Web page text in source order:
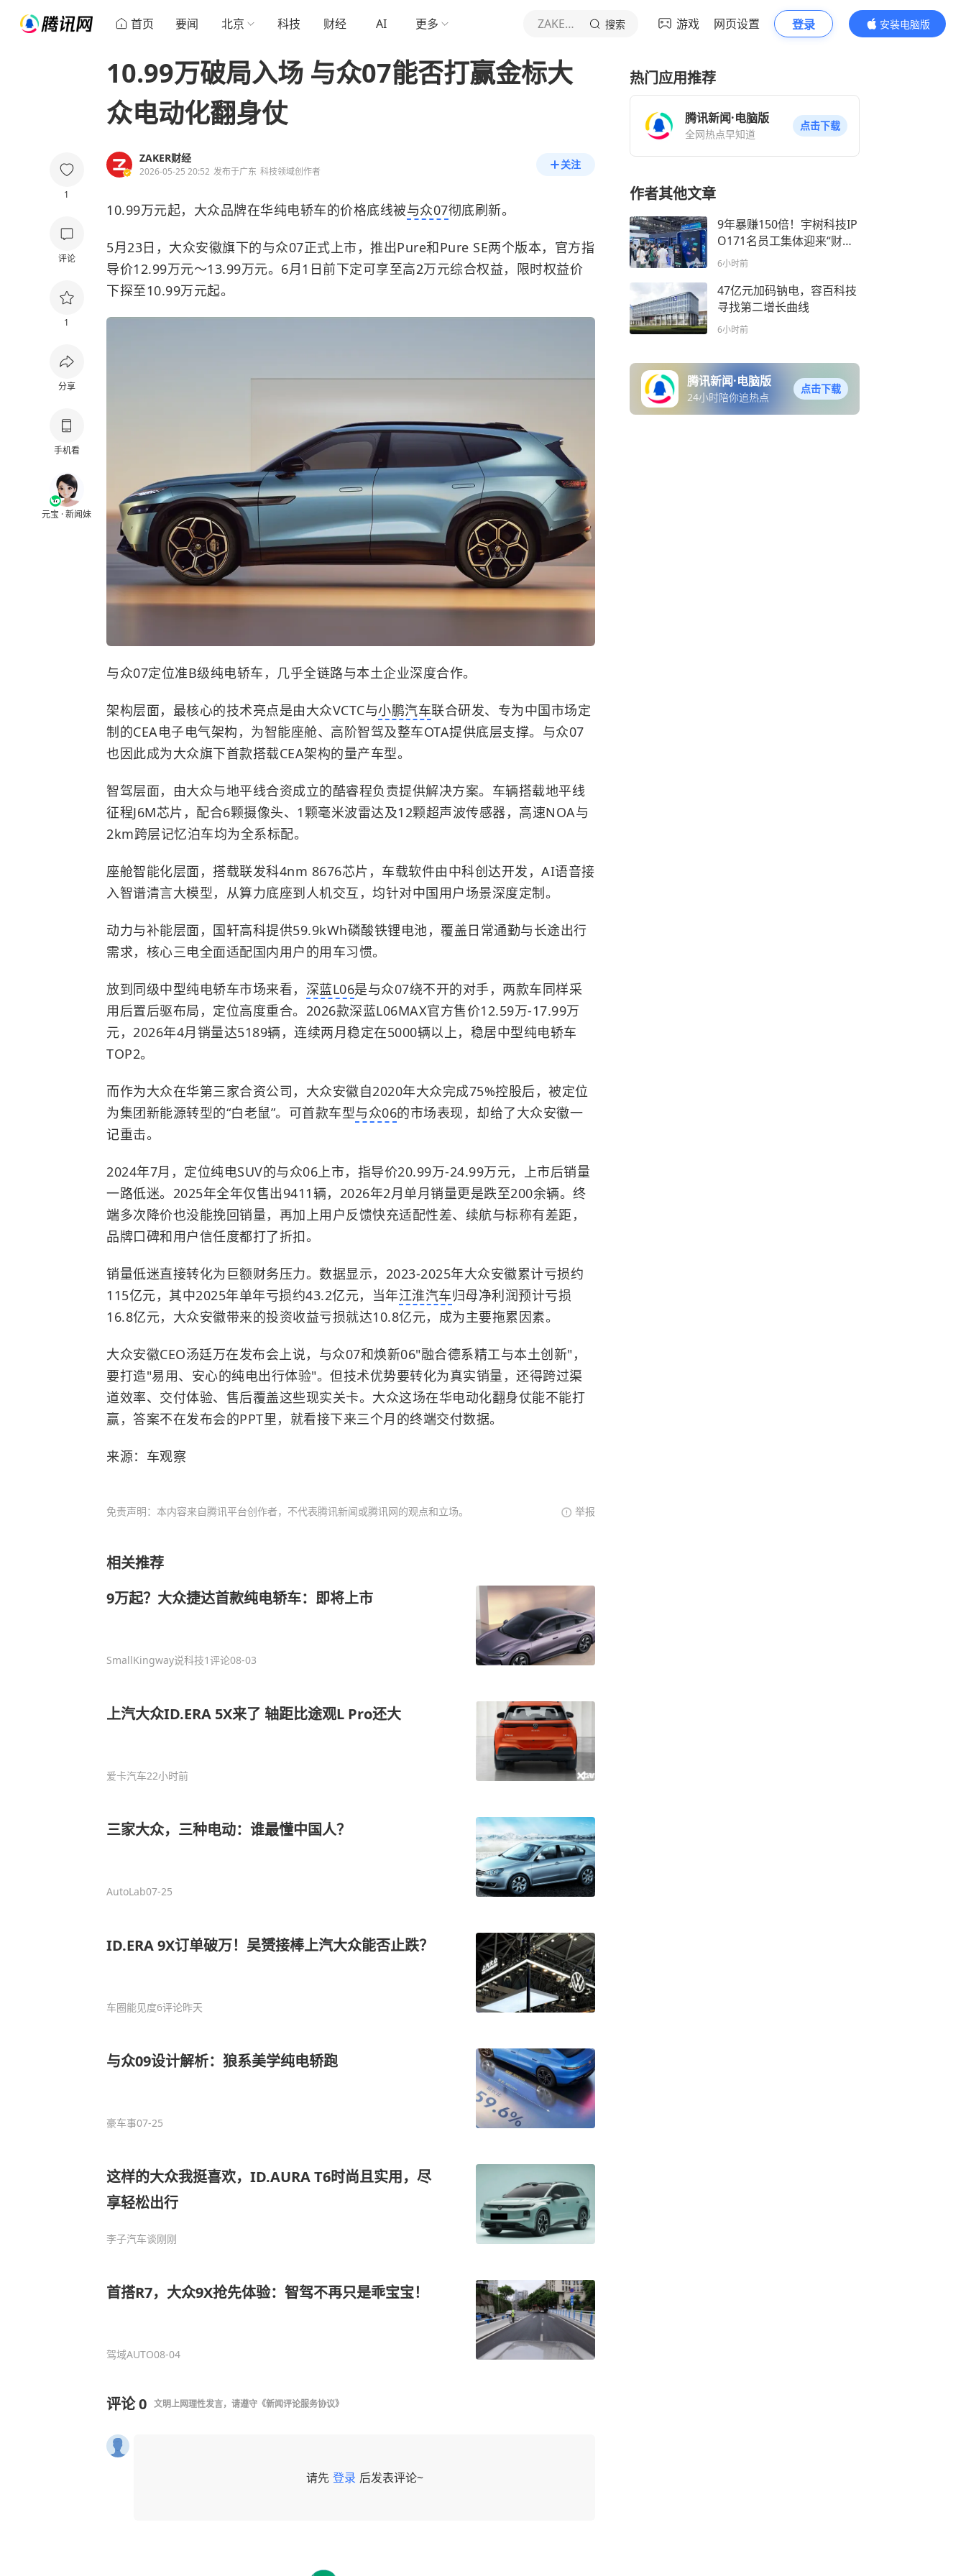
首页 要闻 北京 科技 财经 AI 更多 ZAKER财经 搜索 游戏 网页设置 登录
安装电脑版
内容更精彩
1
评论
1
分享
手机看
元宝 · 新闻妹
10.99万破局入场 与众07能否打赢金标大
众电动化翻身仗
ZAKER财经
2026-05-25 20:52 发布于广东 科技领域创作者
关注
10.99万元起，大众品牌在华纯电轿车的价格底线被与众07彻底刷新。
5月23日，大众安徽旗下的与众07正式上市，推出Pure和Pure SE两个版本，官方指
导价12.99万元～13.99万元。6月1日前下定可享至高2万元综合权益，限时权益价
下探至10.99万元起。
与众07定位准B级纯电轿车，几乎全链路与本土企业深度合作。
架构层面，最核心的技术亮点是由大众VCTC与小鹏汽车联合研发、专为中国市场定
制的CEA电子电气架构，为智能座舱、高阶智驾及整车OTA提供底层支撑。与众07
也因此成为大众旗下首款搭载CEA架构的量产车型。
智驾层面，由大众与地平线合资成立的酷睿程负责提供解决方案。车辆搭载地平线
征程J6M芯片，配合6颗摄像头、1颗毫米波雷达及12颗超声波传感器，高速NOA与
2km跨层记忆泊车均为全系标配。
座舱智能化层面，搭载联发科4nm 8676芯片，车载软件由中科创达开发，AI语音接
入智谱清言大模型，从算力底座到人机交互，均针对中国用户场景深度定制。
动力与补能层面，国轩高科提供59.9kWh磷酸铁锂电池，覆盖日常通勤与长途出行
需求，核心三电全面适配国内用户的用车习惯。
放到同级中型纯电轿车市场来看， 深蓝L06是与众07绕不开的对手，两款车同样采
用后置后驱布局，定位高度重合。2026款深蓝L06MAX官方售价12.59万-17.99万
元，2026年4月销量达5189辆，连续两月稳定在5000辆以上，稳居中型纯电轿车
TOP2。
而作为大众在华第三家合资公司，大众安徽自2020年大众完成75%控股后，被定位
为集团新能源转型的“白老鼠”。可首款车型与众06的市场表现，却给了大众安徽一
记重击。
2024年7月，定位纯电SUV的与众06上市，指导价20.99万-24.99万元，上市后销量
一路低迷。2025年全年仅售出9411辆，2026年2月单月销量更是跌至200余辆。终
端多次降价也没能挽回销量，再加上用户反馈快充适配性差、续航与标称有差距，
品牌口碑和用户信任度都打了折扣。
销量低迷直接转化为巨额财务压力。数据显示，2023-2025年大众安徽累计亏损约
115亿元，其中2025年单年亏损约43.2亿元，当年江淮汽车归母净利润预计亏损
16.8亿元，大众安徽带来的投资收益亏损就达10.8亿元，成为主要拖累因素。
大众安徽CEO汤廷万在发布会上说，与众07和焕新06"融合德系精工与本土创新"，
要打造"易用、安心的纯电出行体验"。但技术优势要转化为真实销量，还得跨过渠
道效率、交付体验、售后覆盖这些现实关卡。大众这场在华电动化翻身仗能不能打
赢，答案不在发布会的PPT里，就看接下来三个月的终端交付数据。
来源：车观察
免责声明：本内容来自腾讯平台创作者，不代表腾讯新闻或腾讯网的观点和立场。 举报
相关推荐
9万起？大众捷达首款纯电轿车：即将上市
SmallKingway说科技1评论08-03
上汽大众ID.ERA 5X来了 轴距比途观L Pro还大
爱卡汽车22小时前
三家大众，三种电动：谁最懂中国人？
AutoLab07-25
ID.ERA 9X订单破万！吴赟接棒上汽大众能否止跌？
车圈能见度6评论昨天
与众09设计解析：狼系美学纯电轿跑
豪车事07-25
这样的大众我挺喜欢，ID.AURA T6时尚且实用，尽
享轻松出行
李子汽车谈刚刚
首搭R7，大众9X抢先体验：智驾不再只是乖宝宝！
驾域AUTO08-04
评论0 文明上网理性发言，请遵守 《新闻评论服务协议》
请先 登录 后发表评论~
热门应用推荐
腾讯新闻·电脑版
全网热点早知道
点击下载
作者其他文章
9年暴赚150倍！宇树科技IP
O171名员工集体迎来“财富
兑现日”
6小时前
47亿元加码钠电，容百科技
寻找第二增长曲线
6小时前
腾讯新闻·电脑版
24小时陪你追热点
点击下载